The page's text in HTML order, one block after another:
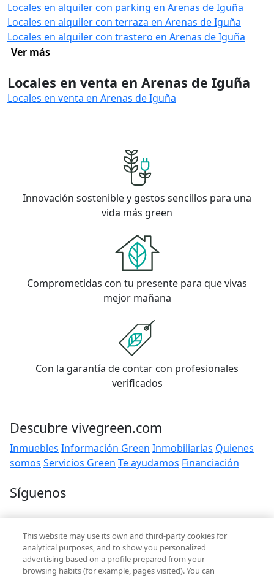
Locales en alquiler con parking en Arenas de Iguña
Locales en alquiler con terraza en Arenas de Iguña
Locales en alquiler con trastero en Arenas de Iguña
Ver más
Locales en venta en Arenas de Iguña
Locales en venta en Arenas de Iguña
Innovación sostenible y gestos sencillos para una
vida más green
Comprometidas con tu presente para que vivas
mejor mañana
Con la garantía de contar con profesionales
verificados
Descubre vivegreen.com
Inmuebles Información Green Inmobiliarias Quienes
somos Servicios Green Te ayudamos Financiación
Síguenos
Contacto
hola@vivegreen.com
This website may use its own and third-party cookies for
analytical purposes, and to show you personalized
advertising based on a profile prepared from your
browsing habits (for example, pages visited). You can